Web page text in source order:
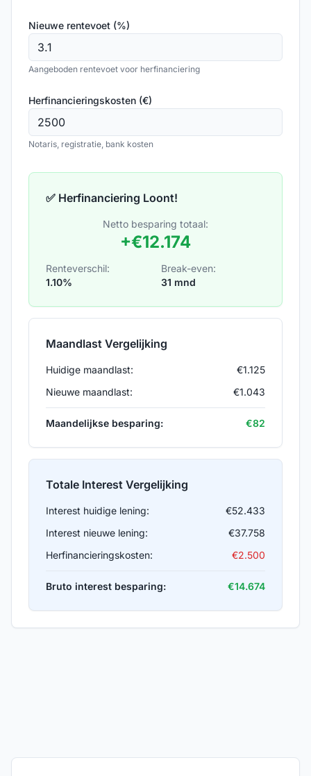
Nieuwe rentevoet (%)
Aangeboden rentevoet voor herfinanciering
Herfinancieringskosten (€)
Notaris, registratie, bank kosten
✅ Herfinanciering Loont!
Netto besparing totaal:
+€12.174
Renteverschil:
1.10%
Break-even:
31 mnd
Maandlast Vergelijking
Huidige maandlast: €1.125
Nieuwe maandlast:
€1.043
Maandelijkse besparing: €82
Totale Interest Vergelijking
Interest huidige lening: €52.433
Interest nieuwe lening:
€37.758
Herfinancieringskosten:
€2.500
Bruto interest besparing: €14.674